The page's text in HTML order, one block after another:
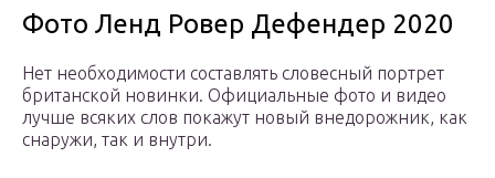
Фото Ленд Ровер Дефендер 2020
Нет необходимости составлять словесный портрет
британской новинки. Официальные фото и видео
лучше всяких слов покажут новый внедорожник, как
снаружи, так и внутри.